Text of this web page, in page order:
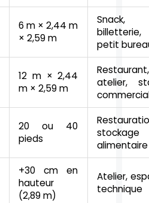
6 m × 2,44 m
× 2,59 m
Snack,
billetterie,
petit
12 m × 2,44
m × 2,59 m
Restaurant,
atelier,
20 ou 40
pieds
stockage
alimentaire
+30 cm en
hauteur
(2,89 m)
Atelier,
technique